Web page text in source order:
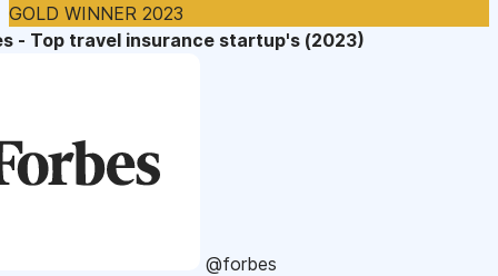
GOLD WINNER 2023
- Top travel insurance startup's (2023)
@forbes